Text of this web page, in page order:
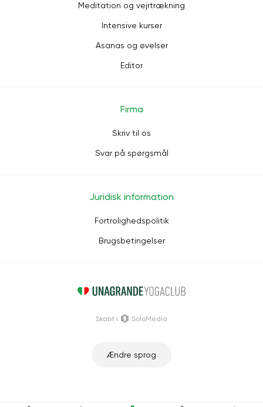
Meditation og vejrtrækning
Intensive kurser
Asanas og øvelser
Editor
Firma
Skriv til os
Svar på spørgsmål
Juridisk information
Fortrolighedspolitik
Brugsbetingelser
Ændre sprog
Skabt i SoloMedia